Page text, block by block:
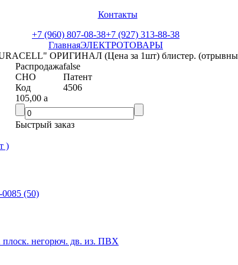
Контакты
+7 (960) 807-08-38+7 (927) 313-88-38
ГлавнаяЭЛЕКТРОТОВАРЫ
ОРИГИНАЛ (Цена за 1шт) блистер.
Распродажаfalse
СНО
Патент
Код
4506
105,00 a
Быстрый заказ
)
(50)
негорюч. дв. из. ПВХ